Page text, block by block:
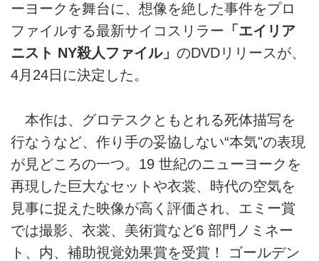
ーヨークを舞台に、想像を絶した事件をプロ
ファイルする最新サイコスリラー 「エイリア
ニスト NY殺人ファイル」 のDVDリリースが、
4月24日に決定した。
本作は、グロテスクともとれる死体描写を
行なうなど、作り手の妥協しない“本気"の表現
が見どころの一つ。19 世紀のニューヨークを
再現した巨大なセットや衣裳、時代の空気を
見事に捉えた映像が高く評価され、エミー賞
では撮影、衣裳、美術賞など6 部門ノミネー
ト、内、補助視覚効果賞を受賞！ ゴールデン